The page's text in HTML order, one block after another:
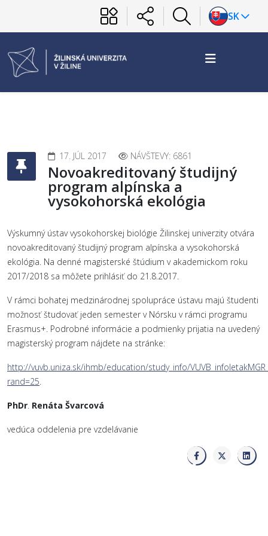
SK
17. JÚL 2017 NÁVŠTEVY: 6861
Novoakreditovaný študijný
program alpínska a
vysokohorská ekológia
Výskumný ústav vysokohorskej biológie Žilinskej univerzity otvára
novoakreditovaný študijný program alpínska a vysokohorská
ekológia. Na denné magisterské štúdium v akademickom roku
2017/2018 sa môžete prihlásiť do 21.8.2017.
V rámci bohatej medzinárodnej spolupráce ústavu majú študenti
možnosť študovať jeden semester v Nórsku v rámci programu
Erasmus+. Podrobné informácie a podmienky prijatia na uvedený
magisterský program nájdete na stránke:
http://vuvb.uniza.sk/ihmb/education/study_info/
rand=25.
PhDr. Renáta Švarcová
vedúca oddelenia pre vzdelávanie